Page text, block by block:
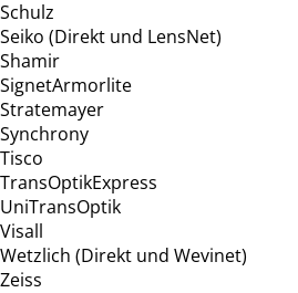
Schulz
Seiko (Direkt und LensNet)
Shamir
SignetArmorlite
Stratemayer
Synchrony
Tisco
TransOptikExpress
UniTransOptik
Visall
Wetzlich (Direkt und Wevinet)
Zeiss